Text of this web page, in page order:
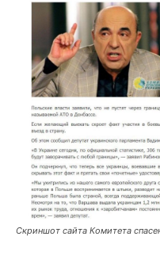
Скриншот сайта Комитета